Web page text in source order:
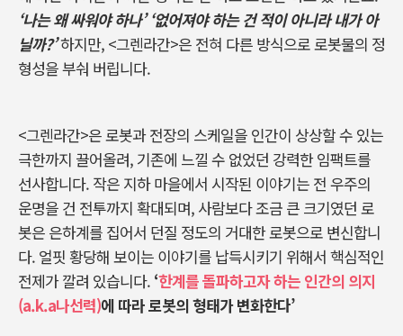
‘나는 왜 싸워야 하나’ ‘없어져야 하는 건 적이 아니라 내가 아
닐까?’하지만, <그렌라간>은 전혀 다른 방식으로 로봇물의 정
형성을 부숴 버립니다.
<그렌라간>은 로봇과 전장의 스케일을 인간이 상상할 수 있는
극한까지 끌어올려, 기존에 느낄 수 없었던 강력한 임팩트를
선사합니다. 작은 지하 마을에서 시작된 이야기는 전 우주의
운명을 건 전투까지 확대되며, 사람보다 조금 큰 크기였던 로
봇은 은하계를 집어서 던질 정도의 거대한 로봇으로 변신합니
다. 얼핏 황당해 보이는 이야기를 납득시키기 위해서 핵심적인
전제가 깔려 있습니다. ‘한계를 돌파하고자 하는 인간의 의지
(a.k.a나선력)에 따라 로봇의 형태가 변화한다’